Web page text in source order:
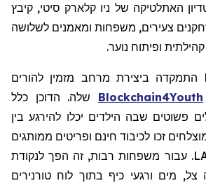
האתלטיקה של ניו קלארק סיטי, קיבץ
יותר מ-7,000 שחקנים צעירים, משפחות ומאמנים לשלושה
ופיתוח נוער.
התמקדה ביצירת מרחב מזמין להורים
Blockchain4Youth שלה. הדוכן כלל
פשוטים שבה הילדים יכלו להירגע בין
זכו לכיבוד חינם ופריטים ממותגים
של LALIGA x Bitget. עבור משפחות רבות, זה הפך לנקודת
מים ורגעי כיף בתוך לוח טורנירים